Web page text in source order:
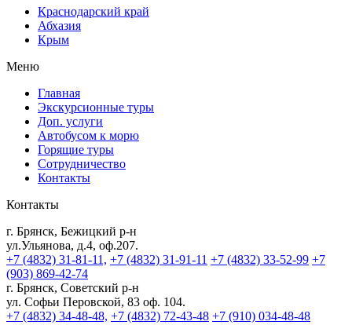
Краснодарский край
Абхазия
Крым
Меню
Главная
Экскурсионные туры
Доп. услуги
Автобусом к морю
Горящие туры
Сотрудничество
Контакты
Контакты
г. Брянск, Бежицкий р-н
ул.Ульянова, д.4, оф.207.
+7 (4832) 31-81-11, +7 (4832) 31-91-11 +7 (4832) 33-52-99 +7
(903) 869-42-74
г. Брянск, Советский р-н
ул. Софьи Перовской, 83 оф. 104.
+7 (4832) 34-48-48, +7 (4832) 72-43-48 +7 (910) 034-48-48